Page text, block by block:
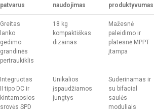
patvarus
naudojimas
produktyvumas
Greitas
lanko
gedimo
grandinės
pertraukiklis
18 kg
kompaktiškas
dizainas
Mažesnė
paleidimo ir
platesnė MPPT
įtampa
Integruotas
II tipo DC ir
kintamosios
srovės SPD
Unikalios
įspaudžiamos
jungtys
Suderinamas ir
su bifacial
saulės
moduliais